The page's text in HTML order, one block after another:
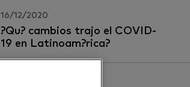
16/12/2020
?Qu? cambios trajo el COVID-
19 en Latinoam?rica?